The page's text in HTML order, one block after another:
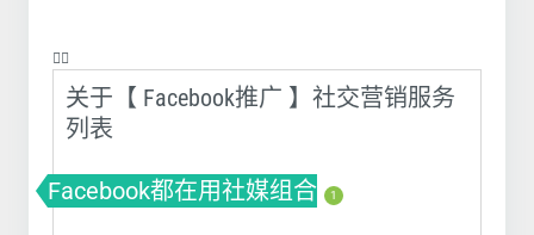
❤️‍🔥
关于【 Facebook推广 】社交营销服务
列表
Facebook都在用社媒组合 1